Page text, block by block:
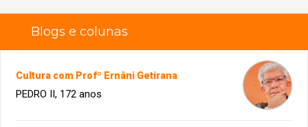
Blogs e colunas
Cultura com Profº Ernâni Getirana
PEDRO II, 172 anos